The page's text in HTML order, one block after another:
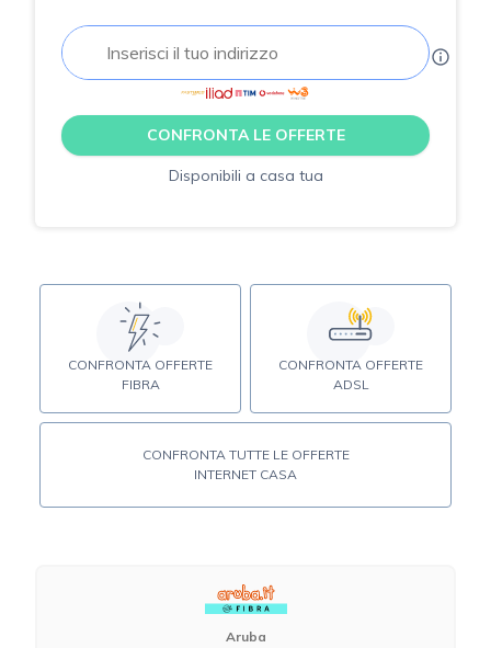
CONFRONTA LE OFFERTE
Disponibili a casa tua
CONFRONTA OFFERTE
FIBRA
CONFRONTA OFFERTE
ADSL
CONFRONTA TUTTE LE OFFERTE
INTERNET CASA
Aruba